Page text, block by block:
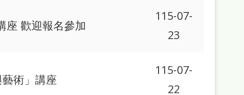
座 歡迎報名參加
115-07-
23
術」講座
115-07-
22